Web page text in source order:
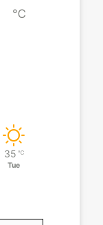
℃
35 ℃
Tue